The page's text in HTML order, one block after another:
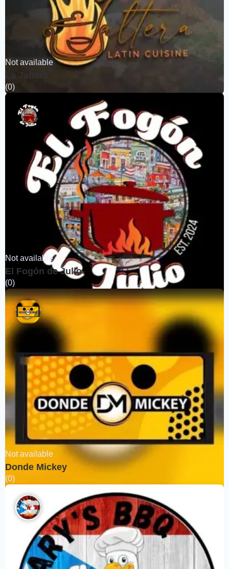
Not available
La Jaltera
(0)
Not available
El Fogón de Julio
(0)
Not available
Donde Mickey
(0)